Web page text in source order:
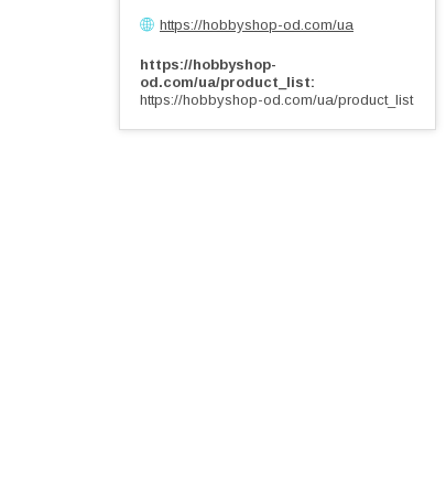
https://hobbyshop-od.com/ua
https://hobbyshop-
od.com/ua/product_list
https://hobbyshop-od.com/ua/product_list